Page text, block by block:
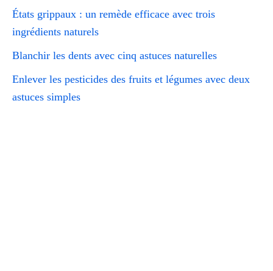
États grippaux : un remède efficace avec trois
ingrédients naturels
Blanchir les dents avec cinq astuces naturelles
Enlever les pesticides des fruits et légumes avec deux
astuces simples